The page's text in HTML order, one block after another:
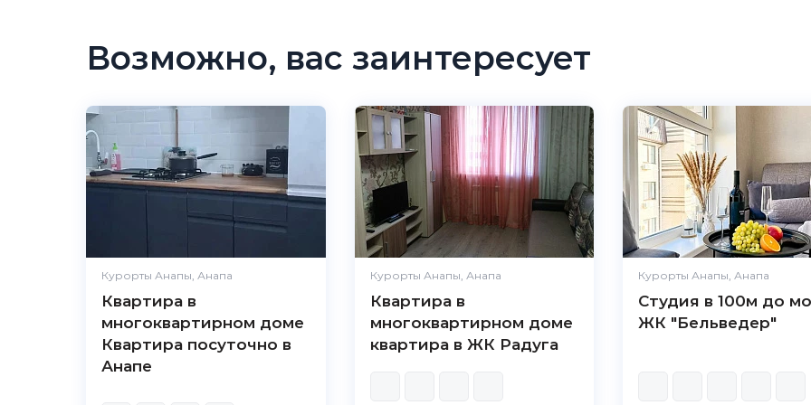
Возможно, вас заинтересует
Курорты Анапы, Анапа
Квартира в
многоквартирном доме
Квартира посуточно в
Анапе
Курорты Анапы, Анапа
Квартира в
многоквартирном доме
квартира в ЖК Радуга
Курорты Анапы, Анапа
Студия в 100м до
ЖК "Бельведер"